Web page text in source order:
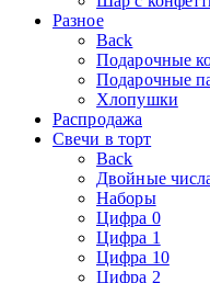
Разное
Back
Подарочные
Подарочные
Хлопушки
Распродажа
Свечи в торт
Back
Двойные
Наборы
Цифра 0
Цифра 1
Цифра 10
Цифра 2